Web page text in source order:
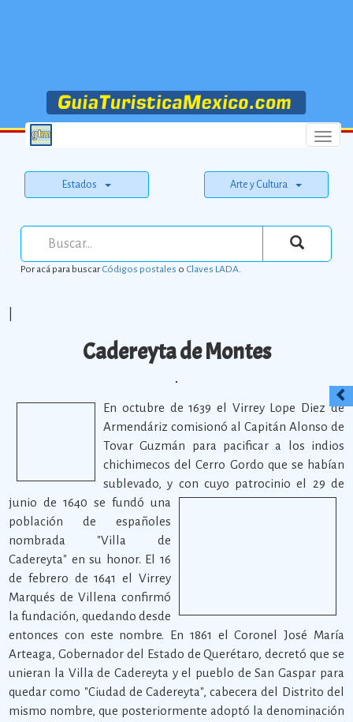
Menu
Estados Arte y Cultura
Por acá para buscarCódigos postales o Claves LADA.
Cadereyta de Montes
En octubre de 1639 el Virrey Lope Diez de
Armendáriz comisionó al Capitán Alonso de
Tovar Guzmán para pacificar a los indios
chichimecos del Cerro Gordo que se habían
sublevado, y con cuyo patrocinio el 29 de
junio de 1640 se fundó una
población de españoles
nombrada "Villa de
Cadereyta" en su honor. El 16
de febrero de 1641 el Virrey
Marqués de Villena confirmó
la fundación, quedando desde
entonces con este nombre. En 1861 el Coronel José María
Arteaga, Gobernador del Estado de Querétaro, decretó que se
unieran la Villa de Cadereyta y el pueblo de San Gaspar para
quedar como "Ciudad de Cadereyta", cabecera del Distrito del
mismo nombre, que posteriormente adoptó la denominación